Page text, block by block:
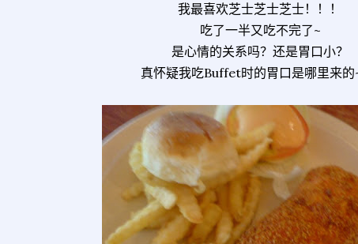
我最喜欢芝士芝士芝士！！！
吃了一半又吃不完了~
是心情的关系吗？还是胃口小？
真怀疑我吃Buffet时的胃口是哪里来的